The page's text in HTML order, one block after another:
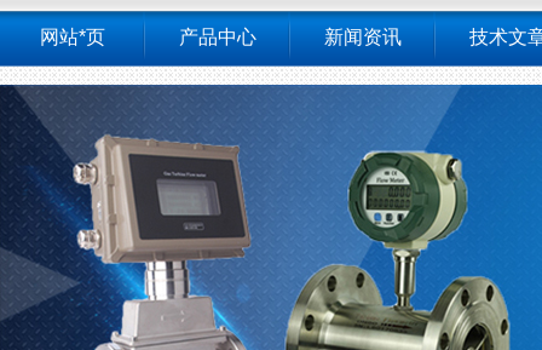
网站*页 产品中心 新闻资讯 技术文